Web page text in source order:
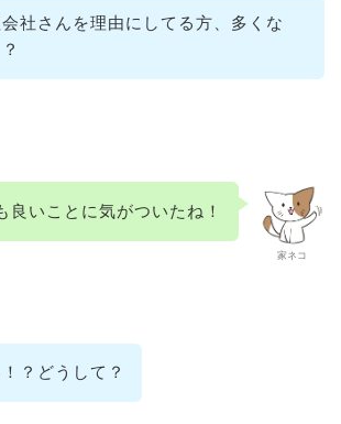
社さんを理由にしてる方、多くな
家ネコ
良いことに気がついたね！
？どうして？